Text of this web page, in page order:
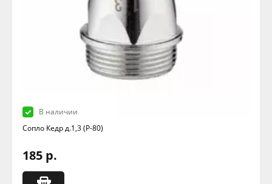
В наличии
Сопло Кедр д.1,3 (Р-80)
185 р.